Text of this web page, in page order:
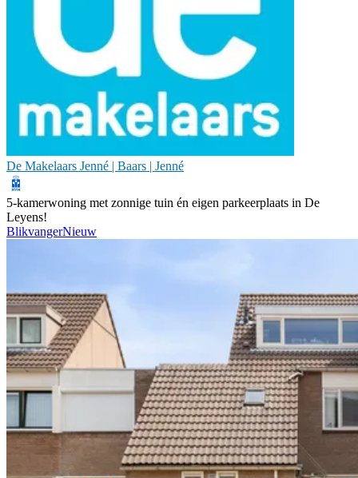
De Makelaars Jenné | Baars | Jenné
5-kamerwoning met zonnige tuin én eigen parkeerplaats in De
Leyens!
BlikvangerNieuw